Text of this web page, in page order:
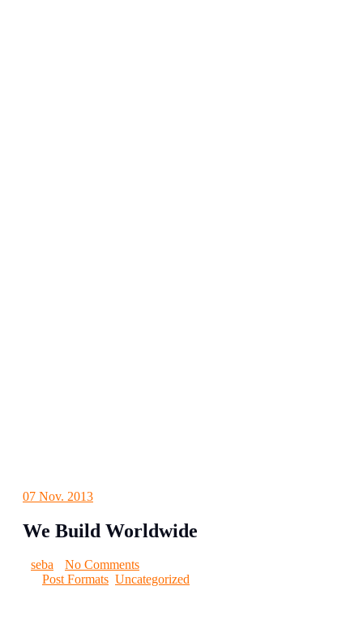
07 Nov. 2013
We Build Worldwide
seba
No Comments
Post Formats Uncategorized